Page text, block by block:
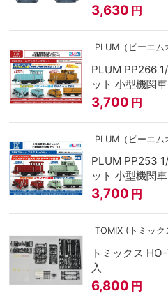
3,630 円
PLUM（ピーエム
PLUM PP266
ット 小型機関
3,700 円
PLUM（ピーエム
PLUM PP253
ット 小型機関
3,700 円
TOMIX (トミック
トミックス
入
6,800 円